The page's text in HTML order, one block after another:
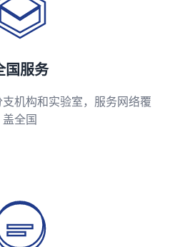
国服务
机构和实验室，服务网络覆
盖全国